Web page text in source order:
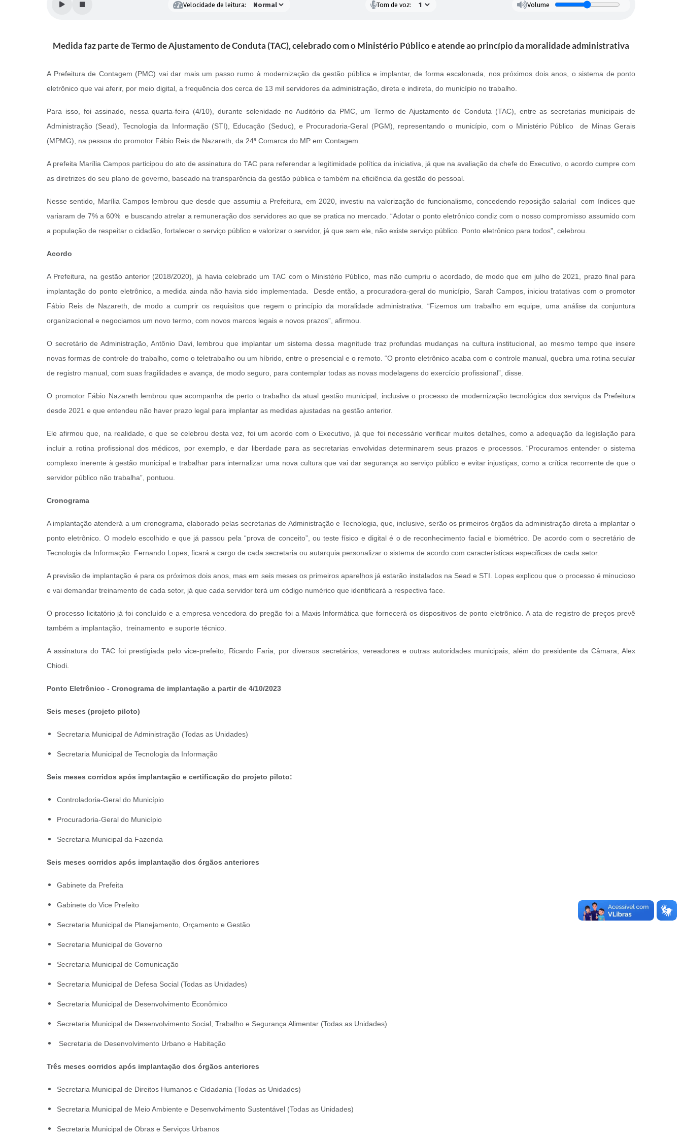
Velocidade de leitura: Tom de voz: Volume
Medida faz parte de Termo de Ajustamento de Conduta (TAC), celebrado com o Ministério Público e atende ao princípio da moralidade administrativa
A Prefeitura de Contagem (PMC) vai dar mais um passo rumo à modernização da gestão pública e implantar, de forma escalonada, nos próximos dois anos, o sistema de ponto
eletrônico que vai aferir, por meio digital, a frequência dos cerca de 13 mil servidores da administração, direta e indireta, do município no trabalho.
Para isso, foi assinado, nessa quarta-feira (4/10), durante solenidade no Auditório da PMC, um Termo de Ajustamento de Conduta (TAC), entre as secretarias municipais de
Administração (Sead), Tecnologia da Informação (STI), Educação (Seduc), e Procuradoria-Geral (PGM), representando o município, com o Ministério Público de Minas Gerais
(MPMG), na pessoa do promotor Fábio Reis de Nazareth, da 24ª Comarca do MP em Contagem.
A prefeita Marília Campos participou do ato de assinatura do TAC para referendar a legitimidade política da iniciativa, já que na avaliação da chefe do Executivo, o acordo cumpre com
as diretrizes do seu plano de governo, baseado na transparência da gestão pública e também na eficiência da gestão do pessoal.
Nesse sentido, Marília Campos lembrou que desde que assumiu a Prefeitura, em 2020, investiu na valorização do funcionalismo, concedendo reposição salarial com índices que
variaram de 7% a 60% e buscando atrelar a remuneração dos servidores ao que se pratica no mercado. “Adotar o ponto eletrônico condiz com o nosso compromisso assumido com
a população de respeitar o cidadão, fortalecer o serviço público e valorizar o servidor, já que sem ele, não existe serviço público. Ponto eletrônico para todos”, celebrou.
Acordo
A Prefeitura, na gestão anterior (2018/2020), já havia celebrado um TAC com o Ministério Público, mas não cumpriu o acordado, de modo que em julho de 2021, prazo final para
implantação do ponto eletrônico, a medida ainda não havia sido implementada. Desde então, a procuradora-geral do município, Sarah Campos, iniciou tratativas com o promotor
Fábio Reis de Nazareth, de modo a cumprir os requisitos que regem o princípio da moralidade administrativa. “Fizemos um trabalho em equipe, uma análise da conjuntura
organizacional e negociamos um novo termo, com novos marcos legais e novos prazos”, afirmou.
O secretário de Administração, Antônio Davi, lembrou que implantar um sistema dessa magnitude traz profundas mudanças na cultura institucional, ao mesmo tempo que insere
novas formas de controle do trabalho, como o teletrabalho ou um híbrido, entre o presencial e o remoto. “O pronto eletrônico acaba com o controle manual, quebra uma rotina secular
de registro manual, com suas fragilidades e avança, de modo seguro, para contemplar todas as novas modelagens do exercício profissional”, disse.
O promotor Fábio Nazareth lembrou que acompanha de perto o trabalho da atual gestão municipal, inclusive o processo de modernização tecnológica dos serviços da Prefeitura
desde 2021 e que entendeu não haver prazo legal para implantar as medidas ajustadas na gestão anterior.
Ele afirmou que, na realidade, o que se celebrou desta vez, foi um acordo com o Executivo, já que foi necessário verificar muitos detalhes, como a adequação da legislação para
incluir a rotina profissional dos médicos, por exemplo, e dar liberdade para as secretarias envolvidas determinarem seus prazos e processos. “Procuramos entender o sistema
complexo inerente à gestão municipal e trabalhar para internalizar uma nova cultura que vai dar segurança ao serviço público e evitar injustiças, como a crítica recorrente de que o
servidor público não trabalha”, pontuou.
Cronograma
A implantação atenderá a um cronograma, elaborado pelas secretarias de Administração e Tecnologia, que, inclusive, serão os primeiros órgãos da administração direta a implantar o
ponto eletrônico. O modelo escolhido e que já passou pela “prova de conceito”, ou teste físico e digital é o de reconhecimento facial e biométrico. De acordo com o secretário de
Tecnologia da Informação. Fernando Lopes, ficará a cargo de cada secretaria ou autarquia personalizar o sistema de acordo com características específicas de cada setor.
A previsão de implantação é para os próximos dois anos, mas em seis meses os primeiros aparelhos já estarão instalados na Sead e STI. Lopes explicou que o processo é minucioso
e vai demandar treinamento de cada setor, já que cada servidor terá um código numérico que identificará a respectiva face.
O processo licitatório já foi concluído e a empresa vencedora do pregão foi a Maxis Informática que fornecerá os dispositivos de ponto eletrônico. A ata de registro de preços prevê
também a implantação, treinamento e suporte técnico.
A assinatura do TAC foi prestigiada pelo vice-prefeito, Ricardo Faria, por diversos secretários, vereadores e outras autoridades municipais, além do presidente da Câmara, Alex
Chiodi.
Ponto Eletrônico - Cronograma de implantação a partir de 4/10/2023
Seis meses (projeto piloto)
Secretaria Municipal de Administração (Todas as Unidades)
Secretaria Municipal de Tecnologia da Informação
Seis meses corridos após implantação e certificação do projeto piloto:
Controladoria-Geral do Município
Procuradoria-Geral do Município
Secretaria Municipal da Fazenda
Seis meses corridos após implantação dos órgãos anteriores
Gabinete da Prefeita
Gabinete do Vice Prefeito
Secretaria Municipal de Planejamento, Orçamento e Gestão
Secretaria Municipal de Governo
Secretaria Municipal de Comunicação
Secretaria Municipal de Defesa Social (Todas as Unidades)
Secretaria Municipal de Desenvolvimento Econômico
Secretaria Municipal de Desenvolvimento Social, Trabalho e Segurança Alimentar (Todas as Unidades)
Secretaria de Desenvolvimento Urbano e Habitação
Três meses corridos após implantação dos órgãos anteriores
Secretaria Municipal de Direitos Humanos e Cidadania (Todas as Unidades)
Secretaria Municipal de Meio Ambiente e Desenvolvimento Sustentável (Todas as Unidades)
Secretaria Municipal de Obras e Serviços Urbanos